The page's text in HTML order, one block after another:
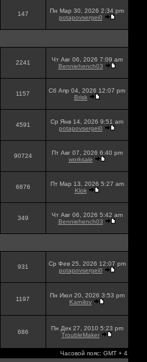
147
Пн Мар 30, 2026 2:34 pm
potapovsergei0
2241
Чт Авг 06, 2026 7:09 am
Benniehench03
1157
Сб Апр 04, 2026 12:07 pm
Brisk
4591
Ср Янв 14, 2026 9:51 am
potapovsergei0
90724
Пт Авг 07, 2026 6:40 pm
worksale
6876
Пт Мар 13, 2026 5:27 am
Klok
349
Чт Авг 06, 2026 5:42 am
Benniehench03
931
Ср Фев 25, 2026 12:07 pm
potapovsergei0
1197
Пн Июл 20, 2026 3:53 pm
Karnilov
686
Пн Дек 27, 2010 5:23 pm
TroubleMaker
Часовой пояс: GMT + 4